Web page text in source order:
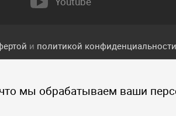
мы обрабатываем ваши
и политикой
и другие объекты, опубликованные
компании Пакетмаркет.
объектов данного сайта запрещено.